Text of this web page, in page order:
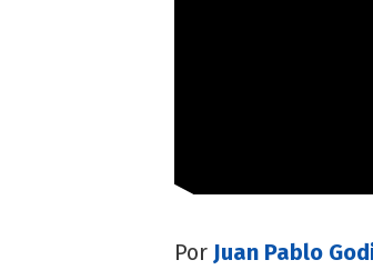
Por Juan Pablo